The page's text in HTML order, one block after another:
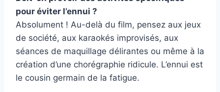
pour éviter l’ennui ?
Absolument ! Au-delà du film, pensez aux jeux
de société, aux karaokés improvisés, aux
séances de maquillage délirantes ou même à la
création d’une chorégraphie ridicule. L’ennui est
le cousin germain de la fatigue.